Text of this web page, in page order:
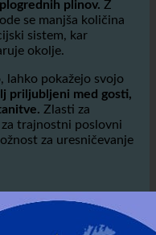
zato se porabi manj
plinov.
se manjša količina
sistem, kar
okolje.
pokažejo svojo
priljubljeni med gosti,
trajnostni poslovni
za uresničevanje